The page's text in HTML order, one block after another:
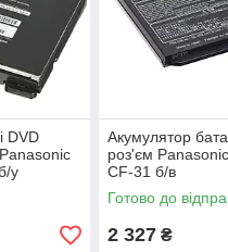
DVD
у
Акумулятор
роз'єм
CF-31 б/в
Готово до
2 327 ₴